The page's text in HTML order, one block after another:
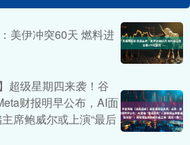
美伊冲突60天 燃料进
超级星期四来袭！谷
财报明早公布，AI面
席鲍威尔或上演“最后